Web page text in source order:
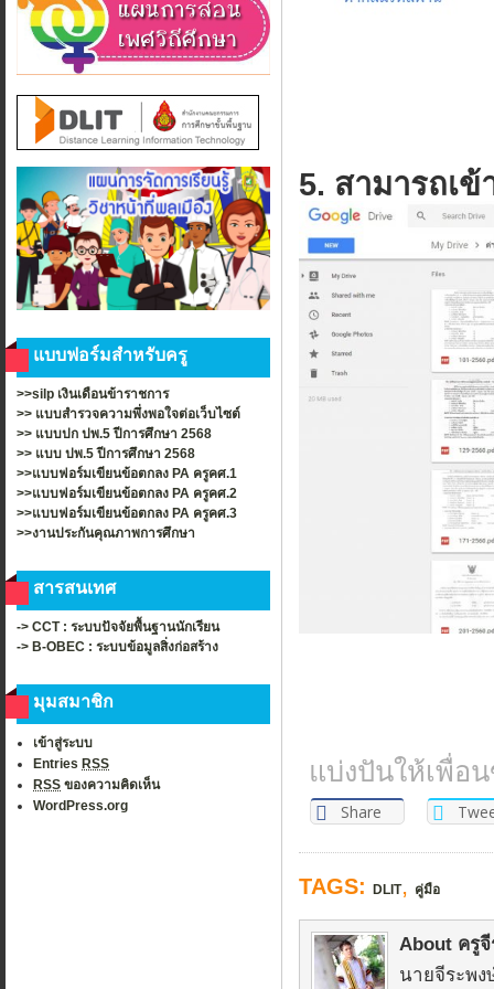
5. สามารถเ
แบ่งปันให้เพื่อ
Share
TAGS: DLIT, คู่มือ
About ครู
นายจีระพ
แบบฟอร์มสำหรับครู
>>silp เงินเดือนข้าราชการ
>> แบบสำรวจความพึ่งพอใจต่อเว็บไซต์
>> แบบปก ปพ.5 ปีการศึกษา 2568
>> แบบ ปพ.5 ปีการศึกษา 2568
>>แบบฟอร์มเขียนข้อตกลง PA ครูคศ.1
>>แบบฟอร์มเขียนข้อตกลง PA ครูคศ.2
>>แบบฟอร์มเขียนข้อตกลง PA ครูคศ.3
>>งานประกันคุณภาพการศึกษา
สารสนเทศ
-> CCT : ระบบปัจจัยพื้นฐานนักเรียน
-> B-OBEC : ระบบข้อมูลสิ่งก่อสร้าง
มุมสมาชิก
เข้าสู่ระบบ
Entries RSS
RSS ของความคิดเห็น
WordPress.org